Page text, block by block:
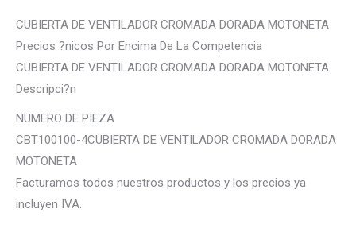
CUBIERTA DE VENTILADOR CROMADA DORADA MOTONETA
Precios ?nicos Por Encima De La Competencia
CUBIERTA DE VENTILADOR CROMADA DORADA MOTONETA
Descripci?n
NUMERO DE PIEZA
CBT100100-4CUBIERTA DE VENTILADOR CROMADA DORADA
MOTONETA
Facturamos todos nuestros productos y los precios ya
incluyen IVA.